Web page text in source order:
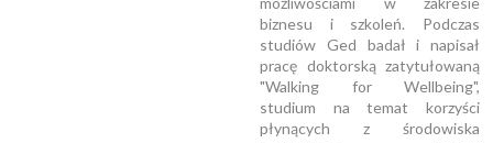
biznesu i szkoleń. Podczas
studiów Ged badał i napisał
pracę doktorską zatytułowaną
"Walking for Wellbeing",
studium na temat korzyści
płynących z środowiska